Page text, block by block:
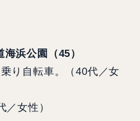
浜公園（45）
り自転車。（40代／女
女性）